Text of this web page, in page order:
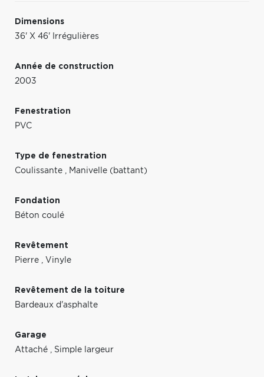
Dimensions
36' X 46' Irrégulières
Année de construction
2003
Fenestration
PVC
Type de fenestration
Coulissante , Manivelle (battant)
Fondation
Béton coulé
Revêtement
Pierre , Vinyle
Revêtement de la toiture
Bardeaux d'asphalte
Garage
Attaché , Simple largeur